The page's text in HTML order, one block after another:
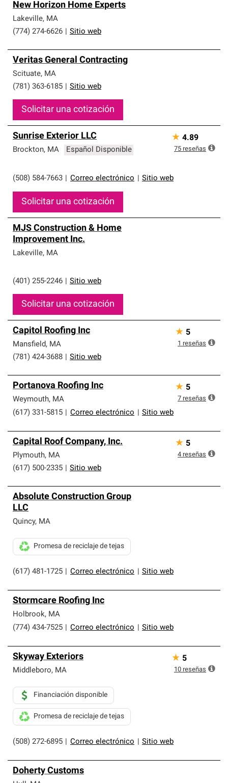
New Horizon Home Experts
Lakeville, MA
(774) 274-6626
Sitio web
Veritas General Contracting
Scituate, MA
(781) 363-6185
Sitio web
Solicitar una cotización
Sunrise Exterior LLC
Brockton, MA Español Disponible
(508) 584-7663 Correo electrónico Sitio web
Solicitar una cotización
★ 4.89
75 reseñas
MJS Construction & Home
Improvement Inc.
Lakeville, MA
(401) 255-2246 Sitio web
Solicitar una cotización
Capitol Roofing Inc
Mansfield, MA
(781) 424-3688
Sitio web
★ 5
1 reseñas
Portanova Roofing Inc
Weymouth, MA
(617) 331-5815
Correo electrónico Sitio web
★ 5
7 reseñas
Capital Roof Company, Inc.
Plymouth, MA
(617) 500-2335
Sitio web
★ 5
4 reseñas
Absolute Construction Group
LLC
Quincy, MA
(617) 481-1725 Correo electrónico Sitio web
Promesa de reciclaje de tejas
Stormcare Roofing Inc
Holbrook, MA
(774) 434-7525
Correo electrónico Sitio web
Skyway Exteriors
Middleboro, MA
(508) 272-6895 Correo electrónico Sitio web
Financiación disponible
Promesa de reciclaje de tejas
★ 5
10 reseñas
Doherty Customs